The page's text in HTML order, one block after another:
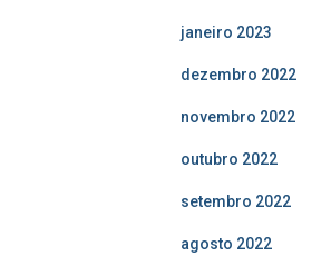
janeiro 2023
dezembro 2022
novembro 2022
outubro 2022
setembro 2022
agosto 2022